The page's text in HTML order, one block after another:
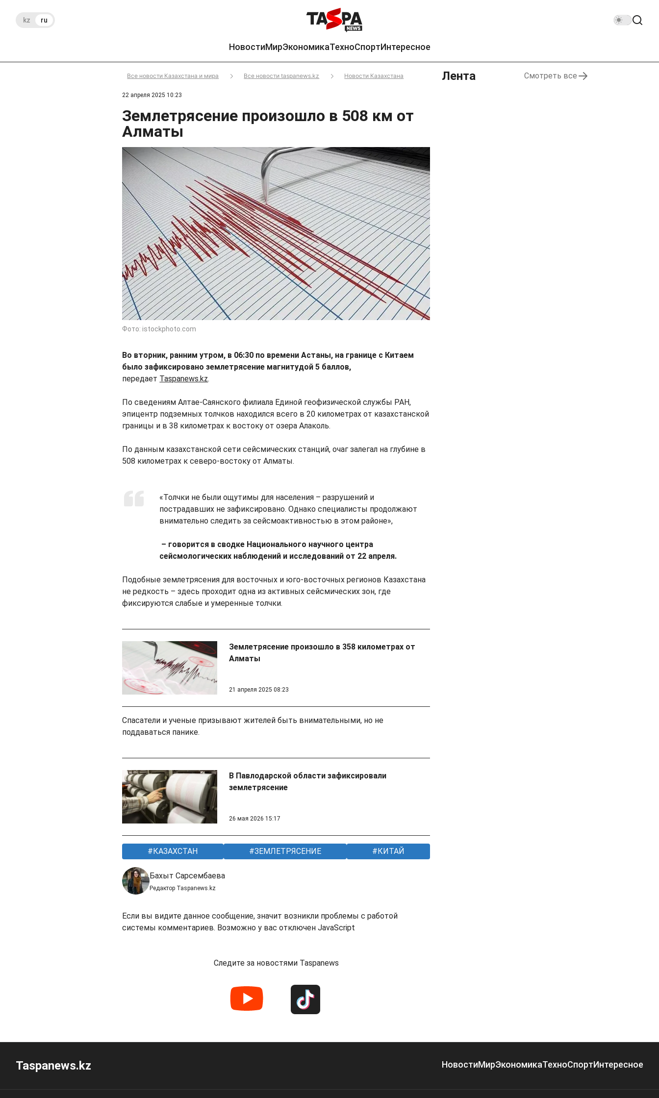
kz ru
НовостиМирЭкономикаТехноСпортИнтересное
Все новости Казахстана и мира Все новости taspanews.kz Новости Казахстана
22 апреля 2025 10:23
Землетрясение произошло в 508 км от
Алматы
Фото: istockphoto.com
Во вторник, ранним утром, в 06:30 по времени Астаны, на границе с Китаем
было зафиксировано землетрясение магнитудой 5 баллов,
передает Taspanews.kz.
По сведениям Алтае-Саянского филиала Единой геофизической службы РАН,
эпицентр подземных толчков находился всего в 20 километрах от казахстанской
границы и в 38 километрах к востоку от озера Алаколь.
По данным казахстанской сети сейсмических станций, очаг залегал на глубине в
508 километрах к северо-востоку от Алматы.
«Толчки не были ощутимы для населения – разрушений и
пострадавших не зафиксировано. Однако специалисты продолжают
внимательно следить за сейсмоактивностью в этом районе»,
– говорится в сводке Национального научного центра
сейсмологических наблюдений и исследований от 22 апреля.
Подобные землетрясения для восточных и юго-восточных регионов Казахстана
не редкость – здесь проходит одна из активных сейсмических зон, где
фиксируются слабые и умеренные толчки.
Землетрясение произошло в 358 километрах от
Алматы
21 апреля 2025 08:23
Спасатели и ученые призывают жителей быть внимательными, но не
поддаваться панике.
В Павлодарской области зафиксировали
землетрясение
26 мая 2026 15:17
КАЗАХСТАН ЗЕМЛЕТРЯСЕНИЕ КИТАЙ
Бахыт Сарсембаева
Редактор Taspanews.kz
Если вы видите данное сообщение, значит возникли проблемы с работой
системы комментариев. Возможно у вас отключен JavaScript
Следите за новостями Taspanews
Лента Смотреть все
Taspanews.kz НовостиМирЭкономикаТехноСпортИнтересное